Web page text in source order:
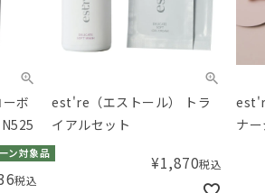
ボ
ン対象品
税込
est're（エストール） トラ
イアルセット
¥1,870税込
ナ